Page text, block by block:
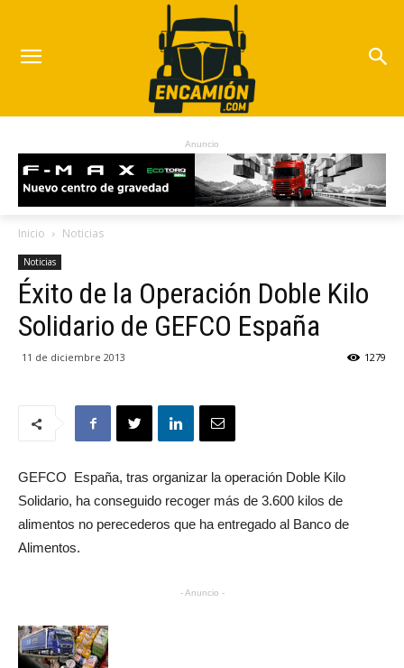
Anuncio
Inicio Noticias
Noticias
Éxito de la Operación Doble Kilo
Solidario de GEFCO España
11 de diciembre 2013 1279
GEFCO España, tras organizar la operación Doble Kilo
Solidario, ha conseguido recoger más de 3.600 kilos de
alimentos no perecederos que ha entregado al Banco de
Alimentos.
- Anuncio -